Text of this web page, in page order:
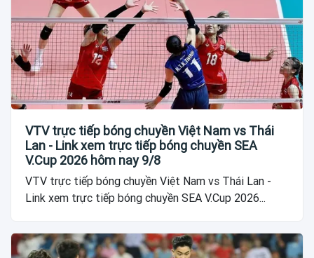
VTV trực tiếp bóng chuyền Việt Nam vs Thái
Lan - Link xem trực tiếp bóng chuyền SEA
V.Cup 2026 hôm nay 9/8
VTV trực tiếp bóng chuyền Việt Nam vs Thái Lan -
Link xem trực tiếp bóng chuyền SEA V.Cup 2026...